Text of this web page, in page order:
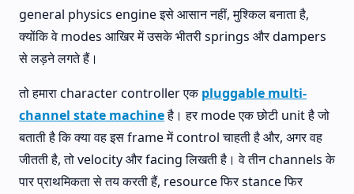
general physics engine इसे आसान नहीं, मुश्किल बनाता है,
क्योंकि वे modes आखिर में उसके भीतरी springs और dampers
से लड़ने लगते हैं।
तो हमारा character controller एकpluggable multi-
channel state machineहै। हर mode एक छोटी unit है जो
बताती है कि क्या वह इस frame में control चाहती है और, अगर वह
जीतती है, तो velocity और facing लिखती है। वे तीन channels के
पार प्राथमिकता से तय करती हैं, resource फिर stance फिर